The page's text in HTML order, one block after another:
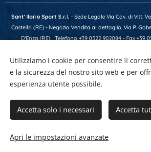
Aggiungi al carrello
Sant' Ilario Sport S.r.l. - Sede Legale Via Cav. di Vitt.
Castella (RE) - Negozio Vendita al dettaglio, Via P.
D'Enza (RE) Telefono +39 0522 902084 - Fax +39
gunsmarket.armeria@gmail.com - P.IVA 01641520356 -
Capitale Soc. € 10.400,00 i.v.
Creato conWebnode
Utilizziamo i cookie per consentire il
e la sicurezza del nostro sito web e per
esperienza utente possibile.
Accetta solo i necessari Accetta
Apri le impostazioni avanzate